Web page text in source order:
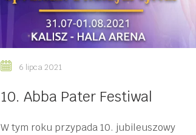
6 lipca 2021
10. Abba Pater Festiwal
W tym roku przypada 10. jubileuszowy